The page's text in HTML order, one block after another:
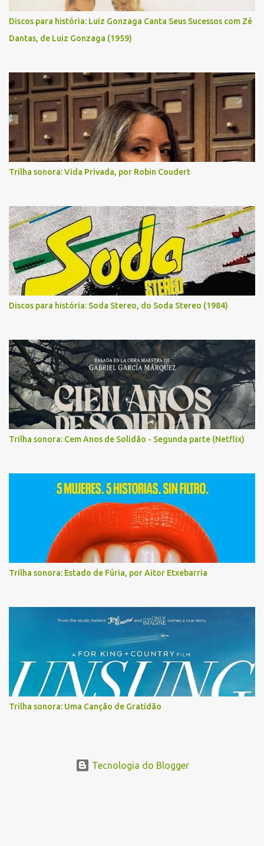
Discos para história: Luiz Gonzaga Canta Seus Sucessos com Zé
Dantas, de Luiz Gonzaga (1959)
Trilha sonora: Vida Privada, por Robin Coudert
Discos para história: Soda Stereo, do Soda Stereo (1984)
Trilha sonora: Cem Anos de Solidão - Segunda parte (Netflix)
Trilha sonora: Estado de Fúria, por Aitor Etxebarria
Trilha sonora: Uma Canção de Gratidão
Tecnologia do Blogger